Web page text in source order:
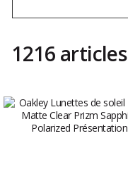
1216 articles